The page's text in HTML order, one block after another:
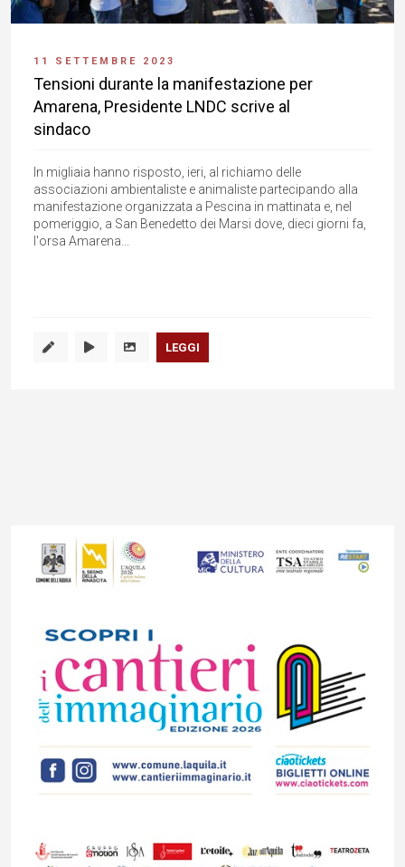
11 SETTEMBRE 2023
Tensioni durante la manifestazione per
Amarena, Presidente LNDC scrive al
sindaco
In migliaia hanno risposto, ieri, al richiamo delle
associazioni ambientaliste e animaliste partecipando alla
manifestazione organizzata a Pescina in mattinata e, nel
pomeriggio, a San Benedetto dei Marsi dove, dieci giorni fa,
l'orsa Amarena...
LEGGI